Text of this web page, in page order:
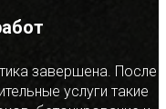
завершена. После
услуги такие